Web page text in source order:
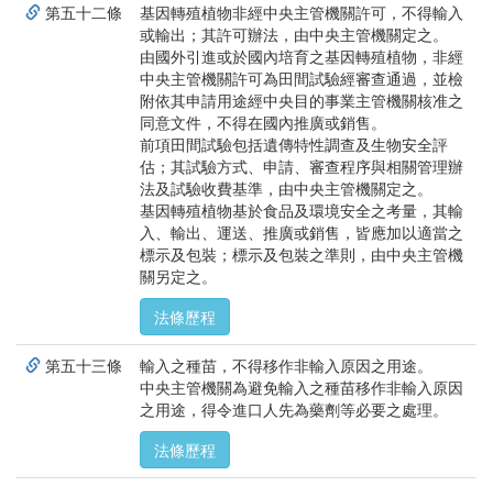
第五十二條
基因轉殖植物非經中央主管機關許可，不得輸入
或輸出；其許可辦法，由中央主管機關定之。
由國外引進或於國內培育之基因轉殖植物，非經
中央主管機關許可為田間試驗經審查通過，並檢
附依其申請用途經中央目的事業主管機關核准之
同意文件，不得在國內推廣或銷售。
前項田間試驗包括遺傳特性調查及生物安全評
估；其試驗方式、申請、審查程序與相關管理辦
法及試驗收費基準，由中央主管機關定之。
基因轉殖植物基於食品及環境安全之考量，其輸
入、輸出、運送、推廣或銷售，皆應加以適當之
標示及包裝；標示及包裝之準則，由中央主管機
關另定之。
法條歷程
第五十三條
輸入之種苗，不得移作非輸入原因之用途。
中央主管機關為避免輸入之種苗移作非輸入原因
之用途，得令進口人先為藥劑等必要之處理。
法條歷程